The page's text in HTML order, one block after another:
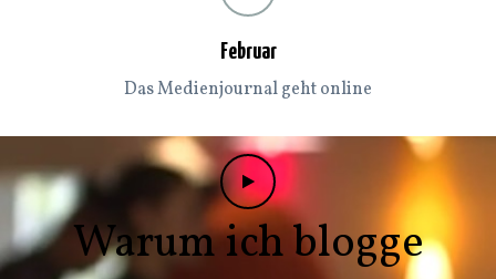
Februar
Das Medienjournal geht online
Warum ich blogge